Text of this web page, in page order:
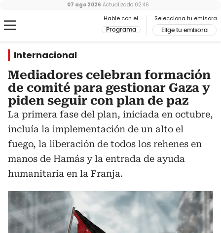
Hable con el
Programa
Selecciona tu emisora
Elige tu emisora
07 ago 2026 Actualizado 02:46
Internacional
Mediadores celebran formación
de comité para gestionar Gaza y
piden seguir con plan de paz
La primera fase del plan, iniciada en octubre,
incluía la implementación de un alto el
fuego, la liberación de todos los rehenes en
manos de Hamás y la entrada de ayuda
humanitaria en la Franja.